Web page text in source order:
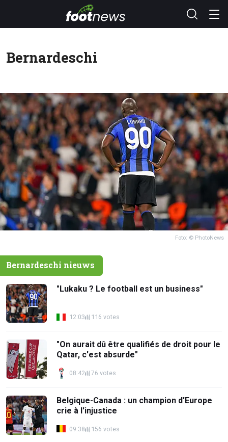
Bernardeschi
Foto: © PhotoNews
Bernardeschi nieuws
"Lukaku ? Le football est un business"
12:03 116 votes
"On aurait dû être qualifiés de droit pour le
Qatar, c'est absurde"
08:42 76 votes
Belgique-Canada : un champion d'Europe
crie à l'injustice
09:38 156 votes